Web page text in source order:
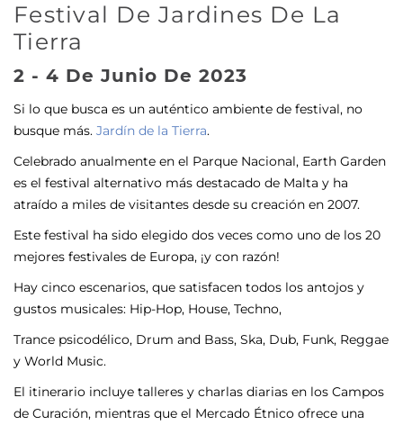
Festival De Jardines De La
Tierra
2 - 4 De Junio De 2023
Si lo que busca es un auténtico ambiente de festival, no
busque más. Jardín de la Tierra.
Celebrado anualmente en el Parque Nacional, Earth Garden
es el festival alternativo más destacado de Malta y ha
atraído a miles de visitantes desde su creación en 2007.
Este festival ha sido elegido dos veces como uno de los 20
mejores festivales de Europa, ¡y con razón!
Hay cinco escenarios, que satisfacen todos los antojos y
gustos musicales: Hip-Hop, House, Techno,
Trance psicodélico, Drum and Bass, Ska, Dub, Funk, Reggae
y World Music.
El itinerario incluye talleres y charlas diarias en los Campos
de Curación, mientras que el Mercado Étnico ofrece una